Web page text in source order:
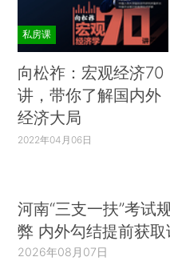
私房课
向松祚：宏观经济70
讲，带你了解国内外
经济大局
2022年04月06日
河南“三支一扶”考试
弊 内外勾结提前获取
2026年08月07日